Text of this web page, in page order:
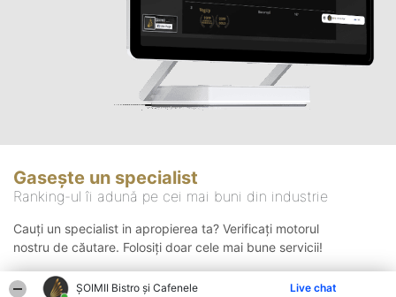
ȘOIMII Bistro și Cafenele Live chat
Gasește un specialist
Ranking-ul îi adună pe cei mai buni din industrie
Cauți un specialist in apropierea ta? Verificați motorul
nostru de căutare. Folosiți doar cele mai bune servicii!